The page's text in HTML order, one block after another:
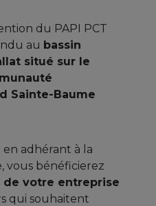
du PAPI PCT
au bassin
situé sur le
Sainte-Baume
adhérant à la
vous bénéficierez
de votre entreprise
qui souhaitent